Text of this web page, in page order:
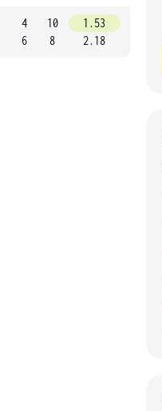
4
6
10
8
1.53
2.18